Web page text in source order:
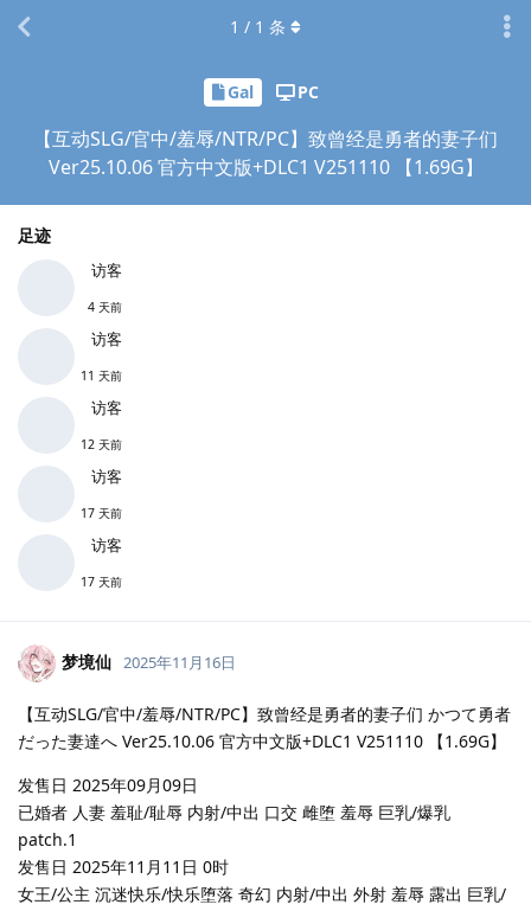
Gal PC
【互动SLG/官中/羞辱/NTR/PC】致曾经是勇者的妻子们
Ver25.10.06 官方中文版+DLC1 V251110 【1.69G】
足迹
访客
4 天前
访客
11 天前
访客
12 天前
访客
17 天前
访客
17 天前
1 / 1 条
梦境仙 2025年11月16日
【互动SLG/官中/羞辱/NTR/PC】致曾经是勇者的妻子们 かつて勇者
だった妻達へ Ver25.10.06 官方中文版+DLC1 V251110 【1.69G】
发售日 2025年09月09日
已婚者 人妻 羞耻/耻辱 内射/中出 口交 雌堕 羞辱 巨乳/爆乳
patch.1
发售日 2025年11月11日 0时
女王/公主 沉迷快乐/快乐堕落 奇幻 内射/中出 外射 羞辱 露出 巨乳/